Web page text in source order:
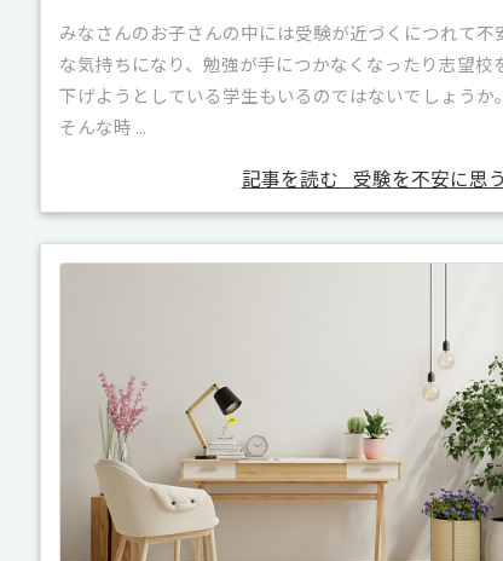
みなさんのお子さんの中には受験が近づくにつれて不
な気持ちになり、勉強が手につかなくなったり志望校
下げようとしている学生もいるのではないでしょうか。
そんな時 ...
記事を読む 受験を不安に思